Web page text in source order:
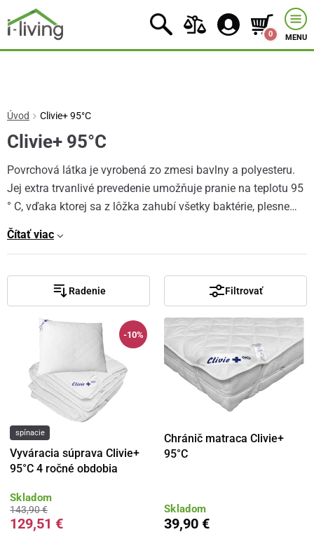
0 MENU
Úvod Clivie+ 95°C
Clivie+ 95°C
Povrchová látka je vyrobená zo zmesi bavlny a polyesteru.
Jej extra trvanlivé prevedenie umožňuje pranie na teplotu 95
° C, vďaka ktorej sa z lôžka zahubí všetky baktérie, plesne…
Čítať viac
Radenie Filtrovať
-10%
spínacie
Vyváracia súprava Clivie+
95°C 4 ročné obdobia
Skladom
143,90 €
129,51 €
Chránič matraca Clivie+
95°C
Skladom
39,90 €